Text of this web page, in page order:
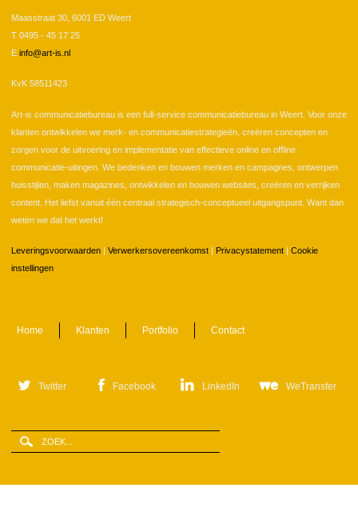
Maasstraat 30, 6001 ED Weert
T 0495 - 45 17 25
E info@art-is.nl
KvK 58511423
Art-is communicatiebureau is een full-service communicatiebureau in Weert. Voor onze
klanten ontwikkelen we merk- en communicatiestrategieën, creëren concepten en
zorgen voor de uitvoering en implementatie van effectieve online en offline
communicatie-uitingen. We bedenken en bouwen merken en campagnes, ontwerpen
huisstijlen, maken magazines, ontwikkelen en bouwen websites, creëren en verrijken
content. Het liefst vanuit één centraal strategisch-conceptueel uitgangspunt. Want dan
weten we dat het werkt!
Leveringsvoorwaarden | Verwerkersovereenkomst | Privacystatement | Cookie
instellingen
Home Klanten Portfolio Contact
Twitter Facebook LinkedIn WeTransfer
Zoekveld
Zoeken